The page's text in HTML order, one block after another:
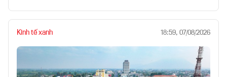
Kinh tế xanh 18:59, 07/08/2026